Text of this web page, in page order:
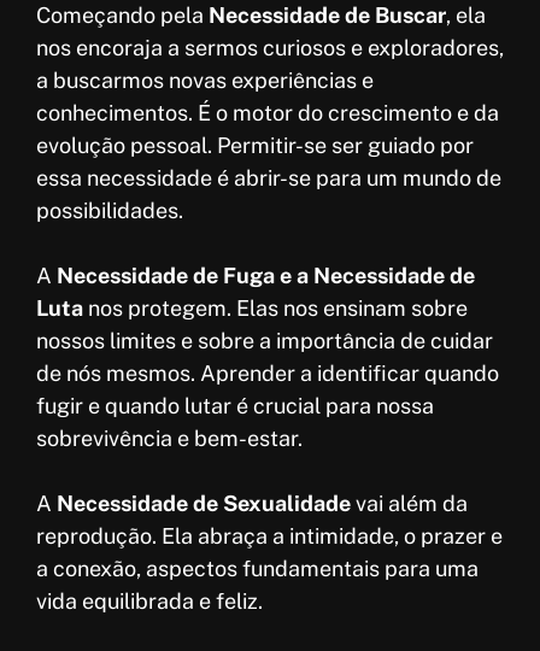
Começando pela Necessidade de Buscar, ela
nos encoraja a sermos curiosos e exploradores,
a buscarmos novas experiências e
conhecimentos. É o motor do crescimento e da
evolução pessoal. Permitir-se ser guiado por
essa necessidade é abrir-se para um mundo de
possibilidades.
A Necessidade de Fuga e a Necessidade de
Luta nos protegem. Elas nos ensinam sobre
nossos limites e sobre a importância de cuidar
de nós mesmos. Aprender a identificar quando
fugir e quando lutar é crucial para nossa
sobrevivência e bem-estar.
A Necessidade de Sexualidadevai além da
reprodução. Ela abraça a intimidade, o prazer e
a conexão, aspectos fundamentais para uma
vida equilibrada e feliz.